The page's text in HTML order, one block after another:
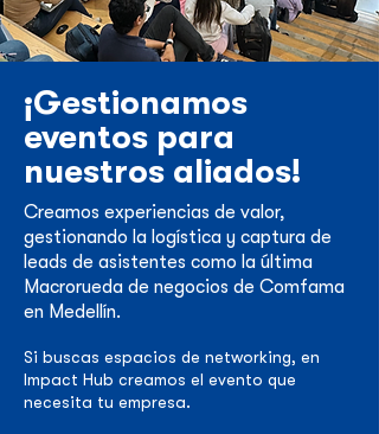
¡Gestionamos
eventos para
nuestros aliados!
Creamos experiencias de valor,
gestionando la logística y captura de
leads de asistentes como la última
Macrorueda de negocios de Comfama
en Medellín.
Si buscas espacios de networking, en
Impact Hub creamos el evento que
necesita tu empresa.